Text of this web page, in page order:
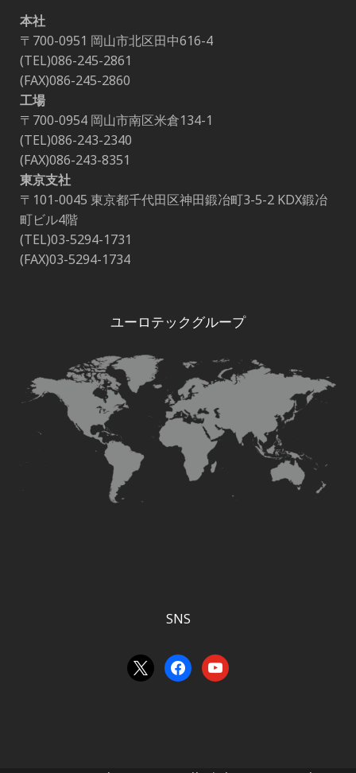
本社
〒700-0951 岡山市北区田中616-4
(TEL)086-245-2861
(FAX)086-245-2860
工場
〒700-0954 岡山市南区米倉134-1
(TEL)086-243-2340
(FAX)086-243-8351
東京支社
〒101-0045 東京都千代田区神田鍛冶町3-5-2 KDX鍛冶
町ビル4階
(TEL)03-5294-1731
(FAX)03-5294-1734
ユーロテックグループ
SNS
x facebook
youtube